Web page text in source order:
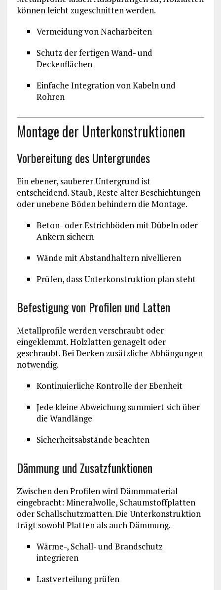
können leicht zugeschnitten werden.
Vermeidung von Nacharbeiten
Schutz der fertigen Wand- und
Deckenflächen
Einfache Integration von Kabeln und
Rohren
Montage der Unterkonstruktionen
Vorbereitung des Untergrundes
Ein ebener, sauberer Untergrund ist
entscheidend. Staub, Reste alter Beschichtungen
oder unebene Böden behindern die Montage.
Beton- oder Estrichböden mit Dübeln oder
Ankern sichern
Wände mit Abstandhaltern nivellieren
Prüfen, dass Unterkonstruktion plan steht
Befestigung von Profilen und Latten
Metallprofile werden verschraubt oder
eingeklemmt. Holzlatten genagelt oder
geschraubt. Bei Decken zusätzliche Abhängungen
notwendig.
Kontinuierliche Kontrolle der Ebenheit
Jede kleine Abweichung summiert sich über
die Wandlänge
Sicherheitsabstände beachten
Dämmung und Zusatzfunktionen
Zwischen den Profilen wird Dämmmaterial
eingebracht: Mineralwolle, Schaumstoffplatten
oder Schallschutzmatten. Die Unterkonstruktion
trägt sowohl Platten als auch Dämmung.
Wärme-, Schall- und Brandschutz
integrieren
Lastverteilung prüfen